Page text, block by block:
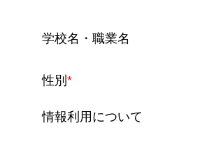
学校名・職業名
性別 *
情報利用について